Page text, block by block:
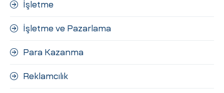
İşletme
İşletme ve Pazarlama
Para Kazanma
Reklamcılık